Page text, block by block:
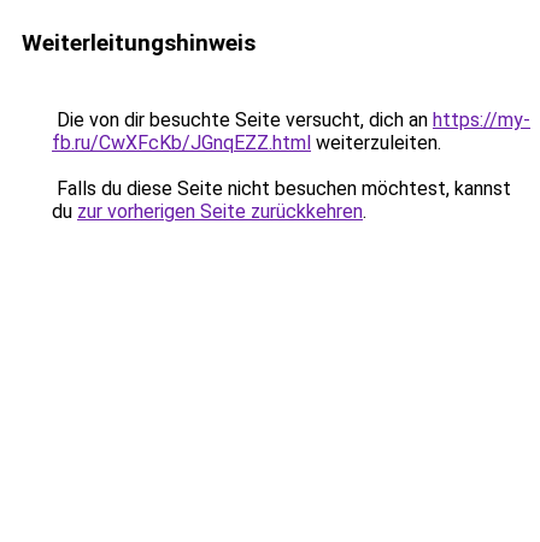
Weiterleitungshinweis
Die von dir besuchte Seite versucht, dich an https://my-
fb.ru/CwXFcKb/JGnqEZZ.html weiterzuleiten.
Falls du diese Seite nicht besuchen möchtest, kannst
du zur vorherigen Seite zurückkehren.